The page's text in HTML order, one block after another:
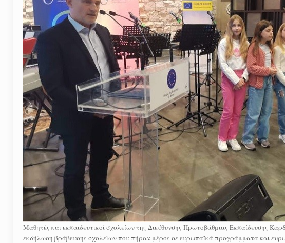
Μαθητές και εκπαιδευτικοί σχολείων της Διεύθυνσης Πρωτοβάθμιας Εκπαίδευσης
εκδήλωση βράβευσης σχολείων που πήραν μέρος σε ευρωπαϊκά προγράμματα και